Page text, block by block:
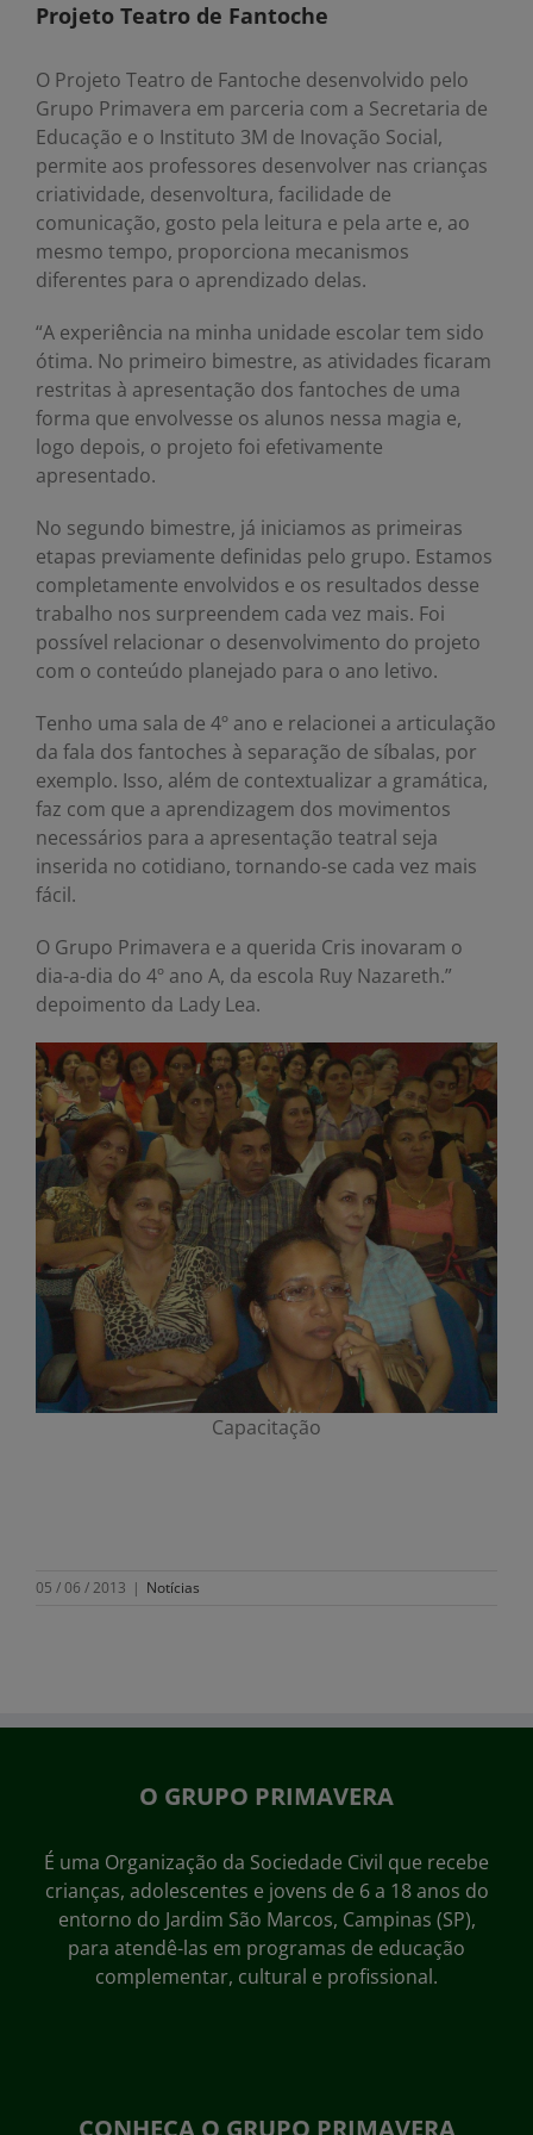
Projeto Teatro de Fantoche
O Projeto Teatro de Fantoche desenvolvido pelo
Grupo Primavera em parceria com a Secretaria de
Educação e o Instituto 3M de Inovação Social,
permite aos professores desenvolver nas crianças
criatividade, desenvoltura, facilidade de
comunicação, gosto pela leitura e pela arte e, ao
mesmo tempo, proporciona mecanismos
diferentes para o aprendizado delas.
“A experiência na minha unidade escolar tem sido
ótima. No primeiro bimestre, as atividades ficaram
restritas à apresentação dos fantoches de uma
forma que envolvesse os alunos nessa magia e,
logo depois, o projeto foi efetivamente
apresentado.
No segundo bimestre, já iniciamos as primeiras
etapas previamente definidas pelo grupo. Estamos
completamente envolvidos e os resultados desse
trabalho nos surpreendem cada vez mais. Foi
possível relacionar o desenvolvimento do projeto
com o conteúdo planejado para o ano letivo.
Tenho uma sala de 4º ano e relacionei a articulação
da fala dos fantoches à separação de síbalas, por
exemplo. Isso, além de contextualizar a gramática,
faz com que a aprendizagem dos movimentos
necessários para a apresentação teatral seja
inserida no cotidiano, tornando-se cada vez mais
fácil.
O Grupo Primavera e a querida Cris inovaram o
dia-a-dia do 4º ano A, da escola Ruy Nazareth.”
depoimento da Lady Lea.
Capacitação
05 / 06 / 2013 | Notícias
O GRUPO PRIMAVERA
É uma Organização da Sociedade Civil que recebe
crianças, adolescentes e jovens de 6 a 18 anos do
entorno do Jardim São Marcos, Campinas (SP),
para atendê-las em programas de educação
complementar, cultural e profissional.
CONHEÇA O GRUPO PRIMAVERA